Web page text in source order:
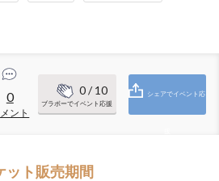
0
ント
0/ 10
ブラボーでイベント応援
シェアでイベント応
ット販売期間